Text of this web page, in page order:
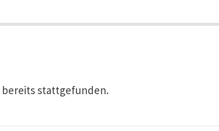
bereits stattgefunden.